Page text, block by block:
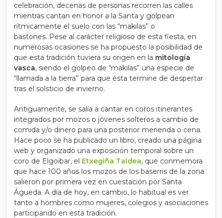
celebración, decenas de personas recorren las calles
mientras cantan en honor a la Santa y golpean
rítmicamente el suelo con las “makilas” o
bastones. Pese al carácter religioso de esta fiesta, en
numerosas ocasiones se ha propuesto la posibilidad de
que esta tradición tuviera su origen en la mitología
vasca, siendo el golpeo de “makilas” una especie de
“llamada a la tierra” para que ésta termine de despertar
tras el solsticio de invierno.
Antiguamente, se salía a cantar en coros itinerantes
integrados por mozos o jóvenes solteros a cambio de
comida y/o dinero para una posterior merienda o cena.
Hace poco se ha publicado un libro, creado una página
web y organizado una exposición temporal sobre un
coro de Elgoibar, el Etxegiña Taldea, que conmemora
que hace 100 años los mozos de los baserris de la zona
salieron por primera vez en cuestación por Santa
Águeda. A día de hoy, en cambio, lo habitual es ver
tanto a hombres como mujeres, colegios y asociaciones
participando en esta tradición.